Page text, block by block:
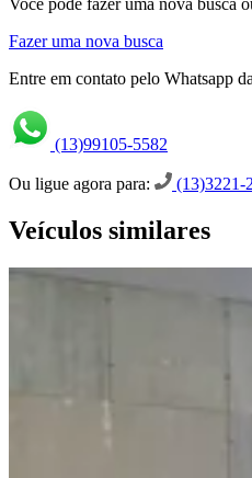
Você pode fazer uma nova busca
Fazer uma nova busca
Entre em contato pelo Whatsapp
(13)99105-5582
Ou ligue agora para: (13)3221-
Veículos similares